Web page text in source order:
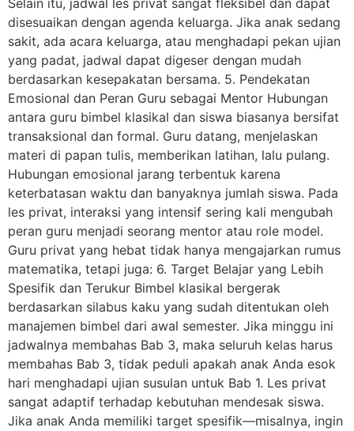
Selain itu, jadwal les privat sangat fleksibel dan dapat
disesuaikan dengan agenda keluarga. Jika anak sedang
sakit, ada acara keluarga, atau menghadapi pekan ujian
yang padat, jadwal dapat digeser dengan mudah
berdasarkan kesepakatan bersama. 5. Pendekatan
Emosional dan Peran Guru sebagai Mentor Hubungan
antara guru bimbel klasikal dan siswa biasanya bersifat
transaksional dan formal. Guru datang, menjelaskan
materi di papan tulis, memberikan latihan, lalu pulang.
Hubungan emosional jarang terbentuk karena
keterbatasan waktu dan banyaknya jumlah siswa. Pada
les privat, interaksi yang intensif sering kali mengubah
peran guru menjadi seorang mentor atau role model.
Guru privat yang hebat tidak hanya mengajarkan rumus
matematika, tetapi juga: 6. Target Belajar yang Lebih
Spesifik dan Terukur Bimbel klasikal bergerak
berdasarkan silabus kaku yang sudah ditentukan oleh
manajemen bimbel dari awal semester. Jika minggu ini
jadwalnya membahas Bab 3, maka seluruh kelas harus
membahas Bab 3, tidak peduli apakah anak Anda esok
hari menghadapi ujian susulan untuk Bab 1. Les privat
sangat adaptif terhadap kebutuhan mendesak siswa.
Jika anak Anda memiliki target spesifik—misalnya, ingin